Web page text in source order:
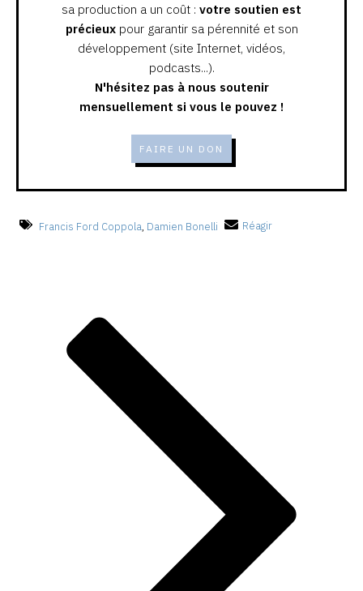
sa production a un coût : votre soutien est
précieuxpour garantir sa pérennité et son
développement (site Internet, vidéos,
podcasts...).
N'hésitez pas à nous soutenir
mensuellement si vous le pouvez !
FAIRE UN DON
Francis Ford Coppola, Damien Bonelli Réagir